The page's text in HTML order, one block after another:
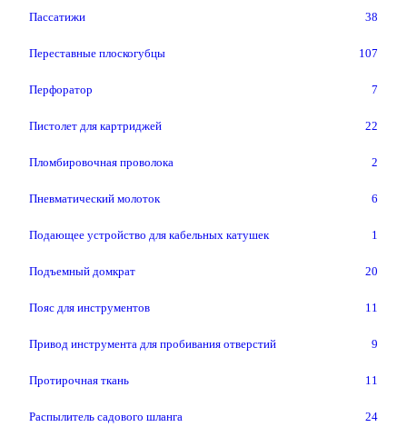
Пассатижи 38
Переставные плоскогубцы 107
Перфоратор 7
Пистолет для картриджей 22
Пломбировочная проволока 2
Пневматический молоток 6
Подающее устройство для кабельных катушек 1
Подъемный домкрат 20
Пояс для инструментов 11
Привод инструмента для пробивания отверстий 9
Протирочная ткань 11
Распылитель садового шланга 24